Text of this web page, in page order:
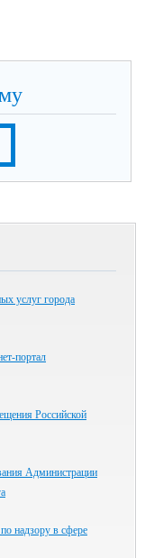
услуг города
портал
Российской
Администрации
надзору в сфере